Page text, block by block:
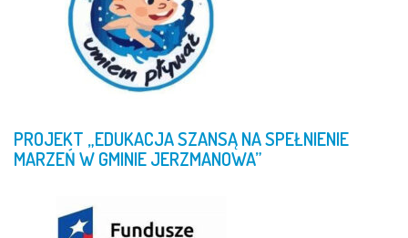
PROJEKT „EDUKACJASZANSĄNASPEŁNIENIE
MARZEŃWGMINIEJERZMANOWA”